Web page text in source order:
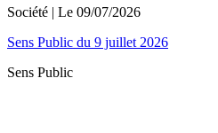
Société | Le 09/07/2026
Sens Public du 9 juillet 2026
Sens Public